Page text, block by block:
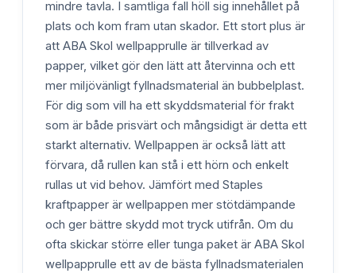
mindre tavla. I samtliga fall höll sig innehållet på
plats och kom fram utan skador. Ett stort plus är
att ABA Skol wellpapprulle är tillverkad av
papper, vilket gör den lätt att återvinna och ett
mer miljövänligt fyllnadsmaterial än bubbelplast.
För dig som vill ha ett skyddsmaterial för frakt
som är både prisvärt och mångsidigt är detta ett
starkt alternativ. Wellpappen är också lätt att
förvara, då rullen kan stå i ett hörn och enkelt
rullas ut vid behov. Jämfört med Staples
kraftpapper är wellpappen mer stötdämpande
och ger bättre skydd mot tryck utifrån. Om du
ofta skickar större eller tunga paket är ABA Skol
wellpapprulle ett av de bästa fyllnadsmaterialen